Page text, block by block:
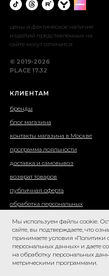
цены и фактическое наличие
изделий представленных на
сайте могут отличатся
© 2019-2026
PLACE 17.32
КЛИЕНТАМ
бренды
блог магазина
контакты магазина в Москве
программа лояльности
доставка и самовывоз
возврат товаров
публичная оферта
обработка персональных
данных
*Компания Meta Platforms Inc., владеющая
решению суда от 21.03.2022 признана
Мы используем файлы cookie.
сайте, вы подтверждаете, что
принимаете условия «Политики
персональных данных» и даете
на обработку персональных
метрическими программами.